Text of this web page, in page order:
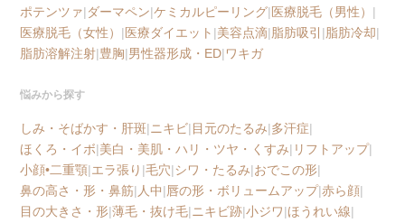
ポテンツァ|ダーマペン|ケミカルピーリング|医療脱毛（男性） |
医療脱毛（女性） |医療ダイエット |美容点滴|脂肪吸引 |脂肪冷却|
脂肪溶解注射|豊胸|男性器形成・ED|ワキガ
悩みから探す
しみ・そばかす・肝斑| ニキビ|目元のたるみ|多汗症|
ほくろ・イボ|美白・美肌・ハリ・ツヤ・くすみ| リフトアップ|
小顔•二重顎|エラ張り |毛穴|シワ・たるみ|おでこの形|
鼻の高さ・形・鼻筋| 人中|唇の形・ボリュームアップ|赤ら顔|
目の大きさ・形|薄毛・抜け毛| ニキビ跡|小ジワ|ほうれい線|